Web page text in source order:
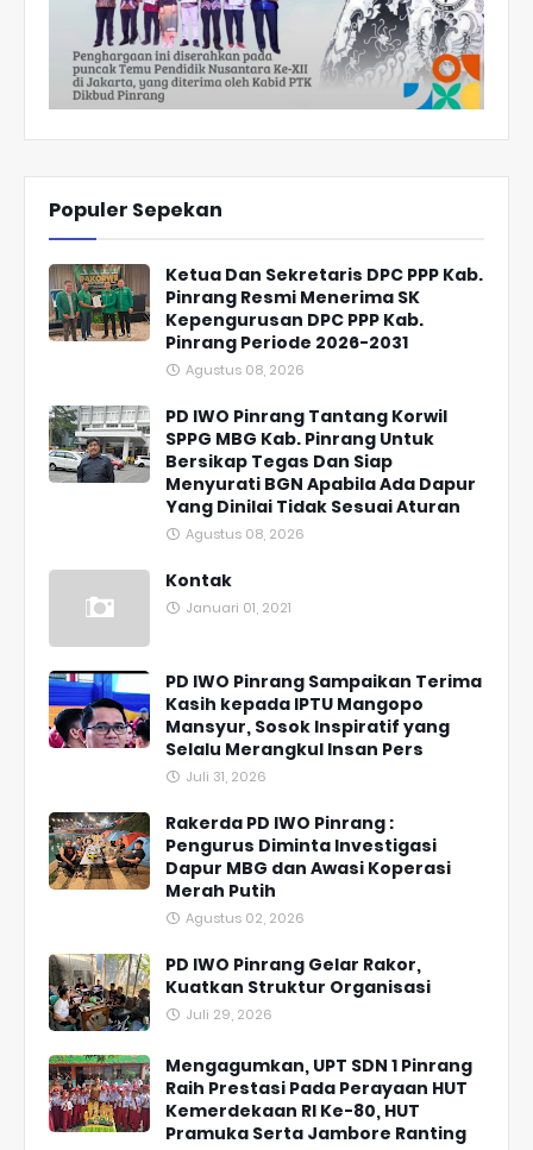
Populer Sepekan
Ketua Dan Sekretaris DPC PPP Kab.
Pinrang Resmi Menerima SK
Kepengurusan DPC PPP Kab.
Pinrang Periode 2026-2031
Agustus 08, 2026
PD IWO Pinrang Tantang Korwil
SPPG MBG Kab. Pinrang Untuk
Bersikap Tegas Dan Siap
Menyurati BGN Apabila Ada Dapur
Yang Dinilai Tidak Sesuai Aturan
Agustus 08, 2026
Kontak
Januari 01, 2021
PD IWO Pinrang Sampaikan Terima
Kasih kepada IPTU Mangopo
Mansyur, Sosok Inspiratif yang
Selalu Merangkul Insan Pers
Juli 31, 2026
Rakerda PD IWO Pinrang :
Pengurus Diminta Investigasi
Dapur MBG dan Awasi Koperasi
Merah Putih
Agustus 02, 2026
PD IWO Pinrang Gelar Rakor,
Kuatkan Struktur Organisasi
Juli 29, 2026
Mengagumkan, UPT SDN 1 Pinrang
Raih Prestasi Pada Perayaan HUT
Kemerdekaan RI Ke-80, HUT
Pramuka Serta Jambore Ranting